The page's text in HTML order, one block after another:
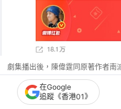
劇集播出後，陳偉霆同原著作者南
（微博@William威廉陈伟霆）
在Google
追蹤《香港01》